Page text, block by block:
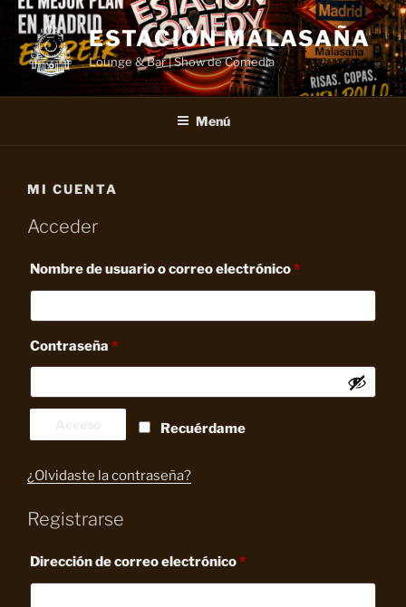
Saltar
contenido
ESTACIÓN MALASAÑA
Lounge & Bar | Show de Comedia
Menú
MI CUENTA
Acceder
Nombre de usuario o correo electrónico*Obligatorio
Contraseña *Obligatorio
Recuérdame
¿Olvidaste la contraseña?
Registrarse
Dirección de correo electrónico*Obligatorio